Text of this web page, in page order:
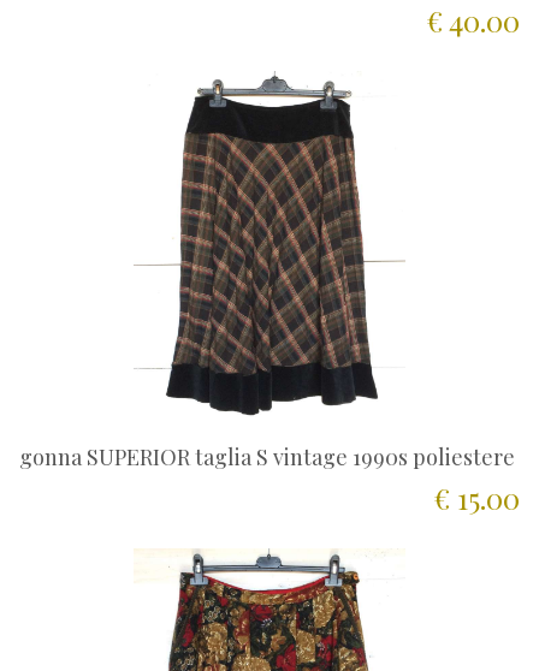
€ 40.00
gonna SUPERIOR taglia S vintage 1990s poliestere
€ 15.00